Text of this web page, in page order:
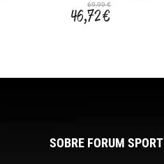
69,99 €
46,72 €
SOBRE FORUM SPORT